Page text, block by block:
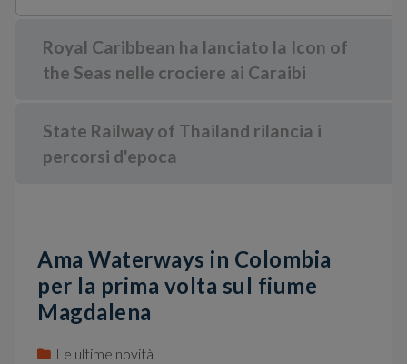
Ama Waterways in Colombia
per la prima volta sul fiume
Magdalena
Le ultime novità
Royal Caribbean ha lanciato la Icon of
the Seas nelle crociere ai Caraibi
State Railway of Thailand rilancia i
percorsi d'epoca